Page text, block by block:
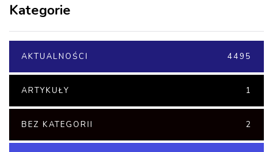
Kategorie
AKTUALNOŚCI 4495
ARTYKUŁY 1
BEZ KATEGORII 2